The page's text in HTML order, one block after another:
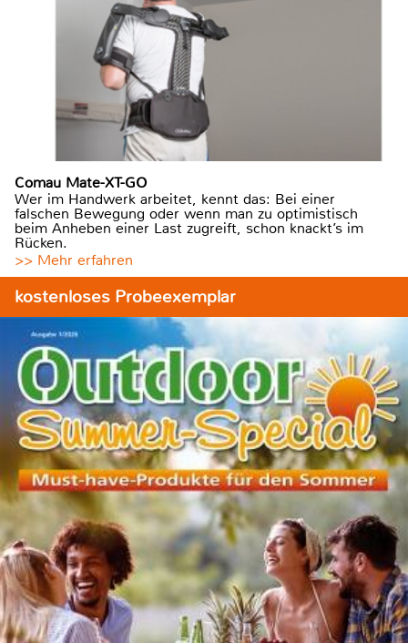
Comau Mate-XT-GO
Wer im Handwerk arbeitet, kennt das: Bei einer
falschen Bewegung oder wenn man zu optimistisch
beim Anheben einer Last zugreift, schon knackt’s im
Rücken.
>> Mehr erfahren
kostenloses Probeexemplar